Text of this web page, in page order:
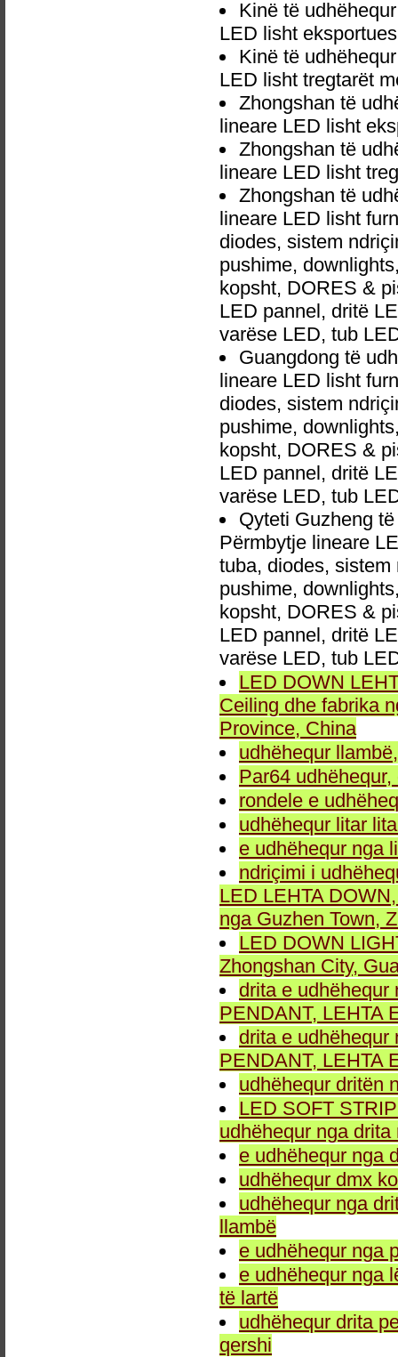
Kinë të
LED lisht
Kinë të
LED lisht tregtarët
Zhongshan të
lineare LED lisht
Zhongshan të
lineare LED lisht
Zhongshan të
lineare LED lisht
diodes, sistem
pushime,
kopsht, DORES &
LED pannel, dritë
varëse LED, tub
Guangdong të
lineare LED lisht
diodes, sistem
pushime,
kopsht, DORES &
LED pannel, dritë
varëse LED, tub
Qyteti Guzheng
Përmbytje lineare
tuba, diodes,
pushime,
kopsht, DORES &
LED pannel, dritë
varëse LED, tub
LED DOWN
Ceiling dhe fabrika
Province, China
udhëhequr
Par64
rondele e
udhëhequr litar
e udhëhequr nga
ndriçimi i
LED LEHTA
nga Guzhen Town,
LED DOWN
Zhongshan City,
drita e udhëhequr
PENDANT, LEHTA
drita e udhëhequr
PENDANT, LEHTA
udhëhequr dritën
LED SOFT
udhëhequr nga
e udhëhequr nga
udhëhequr dmx
udhëhequr nga
llambë
e udhëhequr nga
e udhëhequr nga
të lartë
udhëhequr drita
qershi